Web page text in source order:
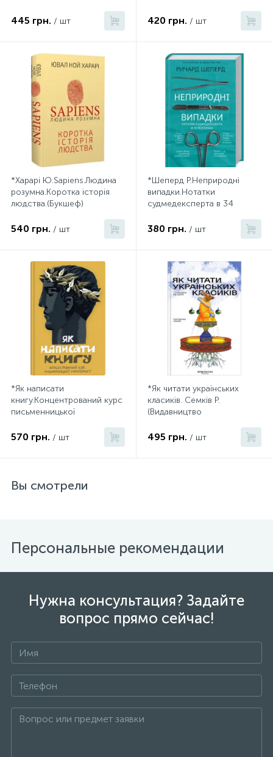
445 грн. / шт 420 грн. / шт
*Харарі Ю.Sapiens.Людина
розумна.Коротка історія
людства.(Букшеф)
540 грн. / шт
*Шеперд Р.Неприродні
випадки.Нотатки
судмедексперта в 34
380 грн. / шт
*Як написати
книгу.Концентрований курс
письменницької
STRETOVYCH).
570 грн. / шт
*Як читати українських
класиків. Семків Р.
(Видавництво
495 грн. / шт
Вы смотрели
Персональные рекомендации
Нужна консультация? Задайте
вопрос прямо сейчас!